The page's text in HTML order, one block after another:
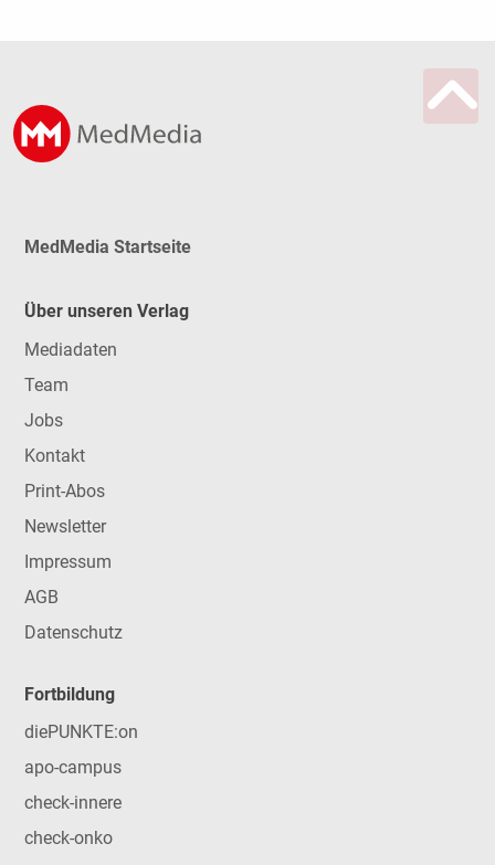
MedMedia Startseite
Über unseren Verlag
Mediadaten
Team
Jobs
Kontakt
Print-Abos
Newsletter
Impressum
AGB
Datenschutz
Fortbildung
diePUNKTE:on
apo-campus
check-innere
check-onko